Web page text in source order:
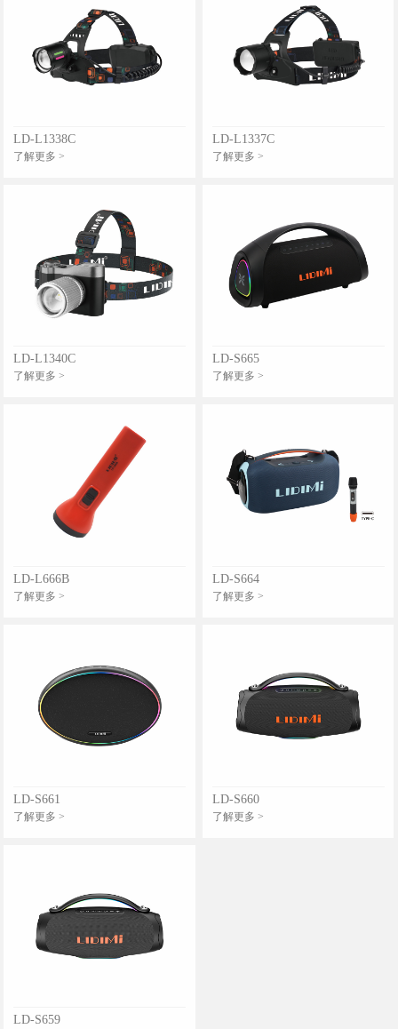
LD-L1338C
了解更多 >
LD-L1337C
了解更多 >
LD-L1340C
了解更多 >
LD-S665
了解更多 >
LD-L666B
了解更多 >
LD-S664
了解更多 >
LD-S661
了解更多 >
LD-S660
了解更多 >
LD-S659